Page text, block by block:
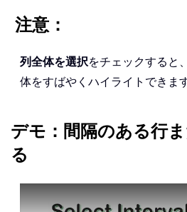
注意：
列全体を選択をチェックすると
体をすばやくハイライトできます
デモ：間隔のある行
る